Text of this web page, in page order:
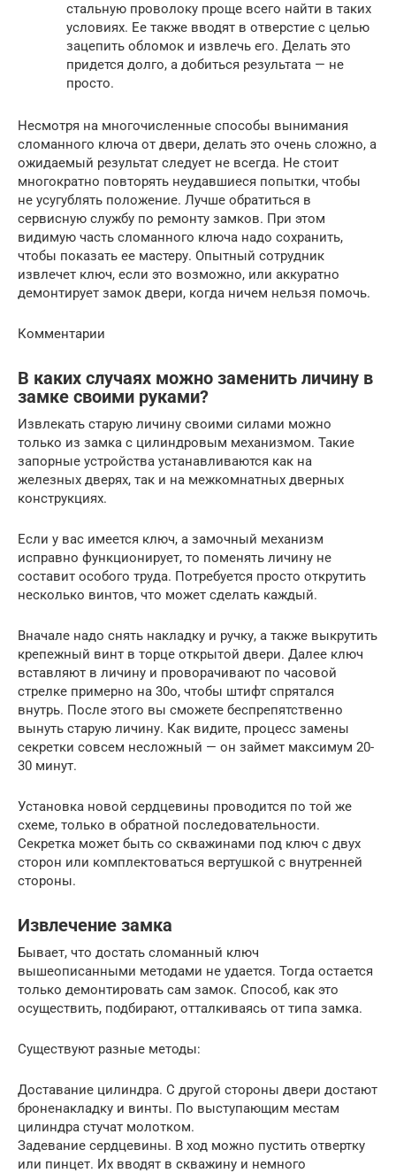
стальную проволоку проще всего найти в таких
условиях. Ее также вводят в отверстие с целью
зацепить обломок и извлечь его. Делать это
придется долго, а добиться результата — не
просто.
Несмотря на многочисленные способы вынимания
сломанного ключа от двери, делать это очень сложно, а
ожидаемый результат следует не всегда. Не стоит
многократно повторять неудавшиеся попытки, чтобы
не усугублять положение. Лучше обратиться в
сервисную службу по ремонту замков. При этом
видимую часть сломанного ключа надо сохранить,
чтобы показать ее мастеру. Опытный сотрудник
извлечет ключ, если это возможно, или аккуратно
демонтирует замок двери, когда ничем нельзя помочь.
Комментарии
В каких случаях можно заменить личину в
замке своими руками?
Извлекать старую личину своими силами можно
только из замка с цилиндровым механизмом. Такие
запорные устройства устанавливаются как на
железных дверях, так и на межкомнатных дверных
конструкциях.
Если у вас имеется ключ, а замочный механизм
исправно функционирует, то поменять личину не
составит особого труда. Потребуется просто открутить
несколько винтов, что может сделать каждый.
Вначале надо снять накладку и ручку, а также выкрутить
крепежный винт в торце открытой двери. Далее ключ
вставляют в личину и проворачивают по часовой
стрелке примерно на 30о, чтобы штифт спрятался
внутрь. После этого вы сможете беспрепятственно
вынуть старую личину. Как видите, процесс замены
секретки совсем несложный — он займет максимум 20-
30 минут.
Установка новой сердцевины проводится по той же
схеме, только в обратной последовательности.
Секретка может быть со скважинами под ключ с двух
сторон или комплектоваться вертушкой с внутренней
стороны.
Извлечение замка
Бывает, что достать сломанный ключ
вышеописанными методами не удается. Тогда остается
только демонтировать сам замок. Способ, как это
осуществить, подбирают, отталкиваясь от типа замка.
Существуют разные методы:
Доставание цилиндра. С другой стороны двери достают
броненакладку и винты. По выступающим местам
цилиндра стучат молотком.
Задевание сердцевины. В ход можно пустить отвертку
или пинцет. Их вводят в скважину и немного